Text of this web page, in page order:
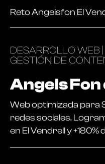
Reto Angelsfon El
DESARROLLO WEB |
GESTIÓN DE
Angels
Web optimizada para
redes sociales.
en El Vendrell y